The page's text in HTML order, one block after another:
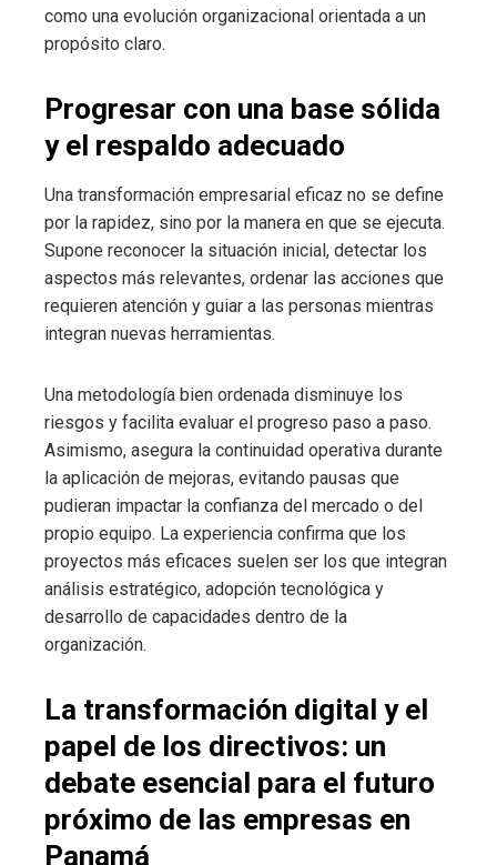
como una evolución organizacional orientada a un
propósito claro.
Progresar con una base sólida
y el respaldo adecuado
Una transformación empresarial eficaz no se define
por la rapidez, sino por la manera en que se ejecuta.
Supone reconocer la situación inicial, detectar los
aspectos más relevantes, ordenar las acciones que
requieren atención y guiar a las personas mientras
integran nuevas herramientas.
Una metodología bien ordenada disminuye los
riesgos y facilita evaluar el progreso paso a paso.
Asimismo, asegura la continuidad operativa durante
la aplicación de mejoras, evitando pausas que
pudieran impactar la confianza del mercado o del
propio equipo. La experiencia confirma que los
proyectos más eficaces suelen ser los que integran
análisis estratégico, adopción tecnológica y
desarrollo de capacidades dentro de la
organización.
La transformación digital y el
papel de los directivos: un
debate esencial para el futuro
próximo de las empresas en
Panamá